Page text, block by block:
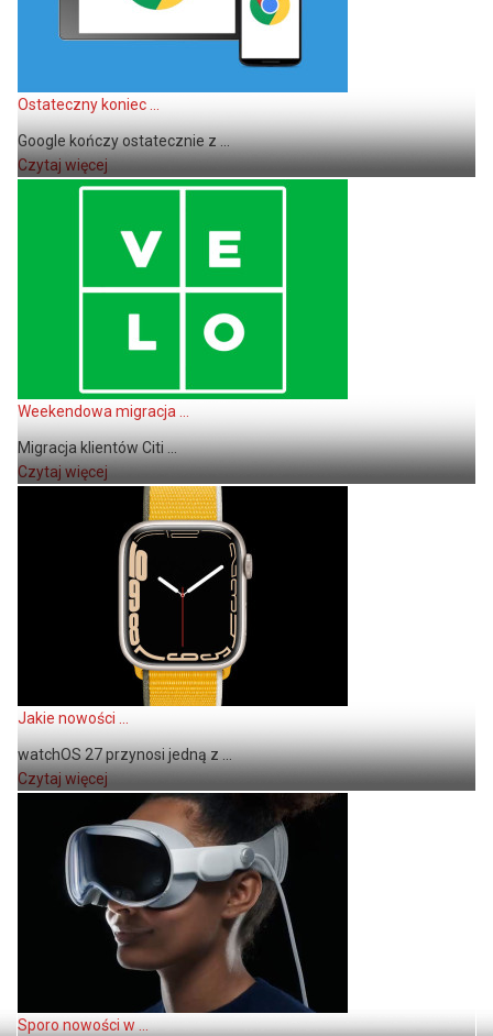
Ostateczny koniec ...
Google kończy ostatecznie z ...
Czytaj więcej
Weekendowa migracja ...
Migracja klientów Citi ...
Czytaj więcej
Jakie nowości ...
watchOS 27 przynosi jedną z ...
Czytaj więcej
Sporo nowości w ...